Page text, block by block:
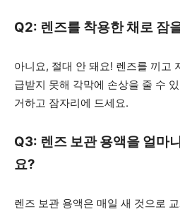
Q2: 렌즈를 착용한 채로 잠
아니요, 절대 안 돼요! 렌즈를 끼고
급받지 못해 각막에 손상을 줄 수
거하고 잠자리에 드세요.
Q3: 렌즈 보관 용액을 얼마
요?
렌즈 보관 용액은 매일 새 것으로